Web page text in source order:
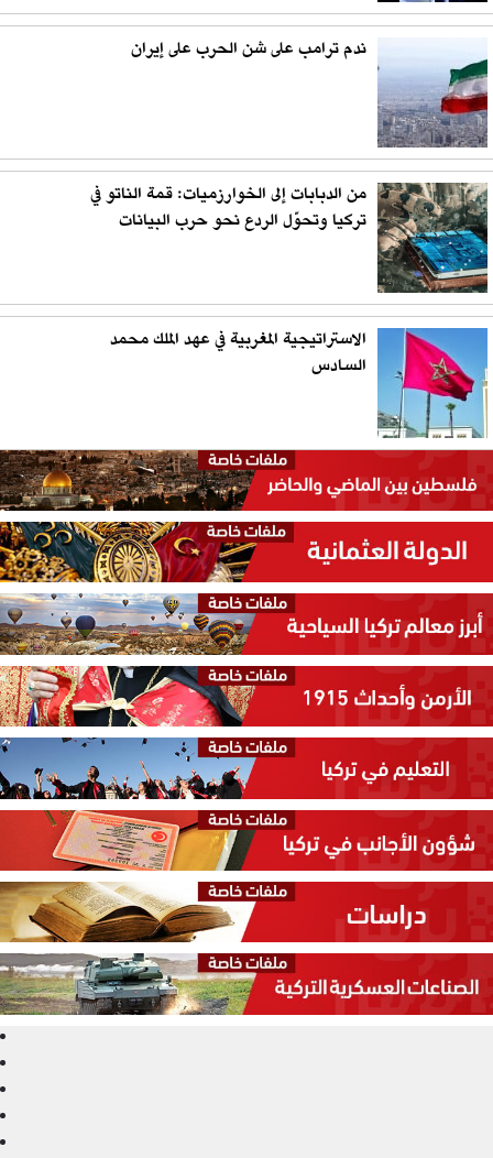
ندم ترامب على شن الحرب على إيران
من الدبابات إلى الخوارزميات: قمة الناتو في
تركيا وتحوّل الردع نحو حرب البيانات
الاستراتيجية المغربية في عهد الملك محمد
السادس